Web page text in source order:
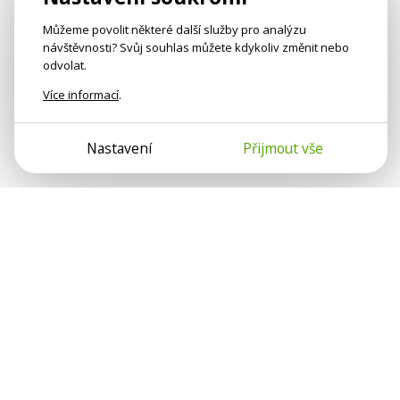
Můžeme povolit některé další služby pro analýzu
návštěvnosti? Svůj souhlas můžete kdykoliv změnit nebo
odvolat.
Více informací.
Nastavení Přijmout vše